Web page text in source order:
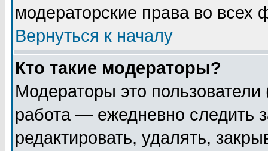
модераторские права во всех
Вернуться к началу
Кто такие модераторы?
Модераторы это
работа — ежедневно следить
редактировать, удалять,